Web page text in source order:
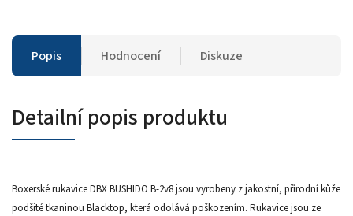
Popis Hodnocení Diskuze
Detailní popis produktu
Boxerské rukavice DBX BUSHIDO B-2v8 jsou vyrobeny z jakostní, přírodní kůže
podšité tkaninou Blacktop, která odolává poškozením. Rukavice jsou ze